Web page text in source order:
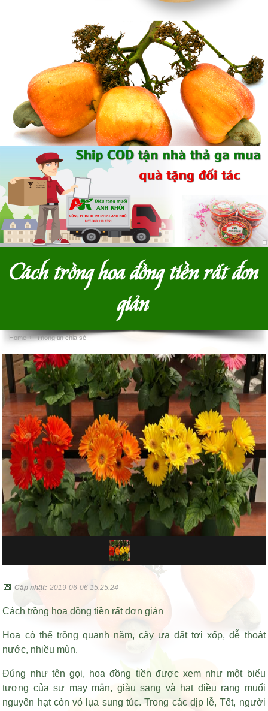
Cách trồng hoa đồng tiền rất đơn
giản
Home › Thông tin chia sẻ
📅Cập nhật: 2019-06-06 15:25:24
Cách trồng hoa đồng tiền rất đơn giản
Hoa có thể trồng quanh năm, cây ưa đất tơi xốp, dễ thoát
nước, nhiều mùn.
Đúng như tên gọi, hoa đồng tiền được xem như một biểu
tượng của sự may mắn, giàu sang và hạt điều rang muối
nguyên hạt còn vỏ lụa sung túc. Trong các dịp lễ, Tết, người